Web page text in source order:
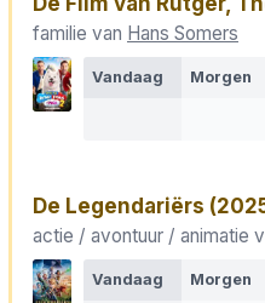
familie van Hans Somers
Vandaag Morgen
De Legendariërs
actie / avontuur / animatie
Vandaag Morgen